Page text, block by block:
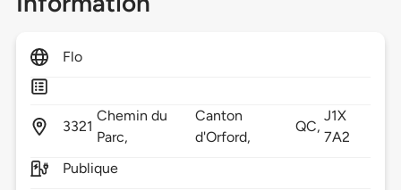
Flo
3321
Chemin du
Parc,
Canton
d'Orford,
QC,
J1X
7A2
Publique